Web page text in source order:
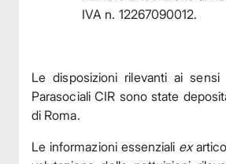
IVA n. 12267090012.
Le disposizioni rilevanti ai
Parasociali CIR sono state
di Roma.
Le informazioni essenziali ex